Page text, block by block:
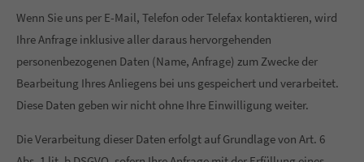
Wenn Sie uns per E-Mail, Telefon oder Telefax kontaktieren, wird
Ihre Anfrage inklusive aller daraus hervorgehenden
personenbezogenen Daten (Name, Anfrage) zum Zwecke der
Bearbeitung Ihres Anliegens bei uns gespeichert und verarbeitet.
Diese Daten geben wir nicht ohne Ihre Einwilligung weiter.
Die Verarbeitung dieser Daten erfolgt auf Grundlage von Art. 6